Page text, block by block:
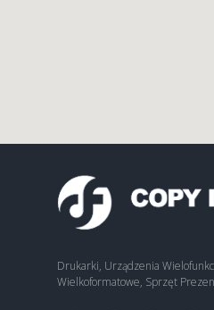
Drukarki, Urządzenia
Wielkoformatowe, Sprzęt